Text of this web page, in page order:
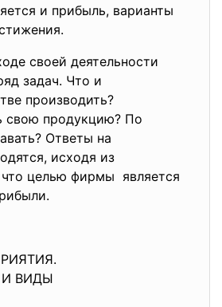
и прибыль, варианты
своей деятельности
задач. Что и
производить?
свою продукцию? По
Ответы на
исходя из
целью фирмы является
ВИДЫ